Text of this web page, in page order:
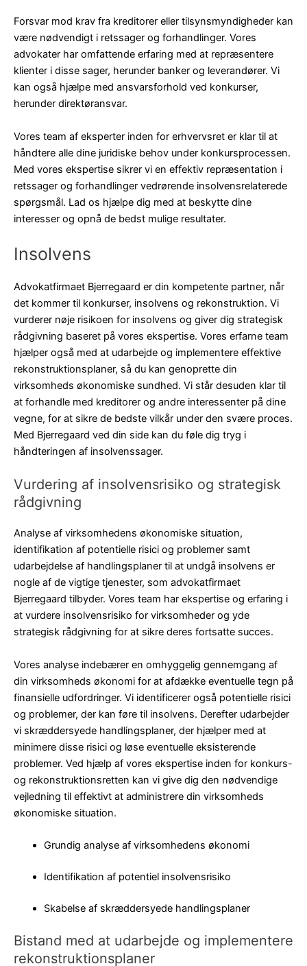
Forsvar mod krav fra kreditorer eller tilsynsmyndigheder kan
være nødvendigt i retssager og forhandlinger. Vores
advokater har omfattende erfaring med at repræsentere
klienter i disse sager, herunder banker og leverandører. Vi
kan også hjælpe med ansvarsforhold ved konkurser,
herunder direktøransvar.
Vores team af eksperter inden for erhvervsret er klar til at
håndtere alle dine juridiske behov under konkursprocessen.
Med vores ekspertise sikrer vi en effektiv repræsentation i
retssager og forhandlinger vedrørende insolvensrelaterede
spørgsmål. Lad os hjælpe dig med at beskytte dine
interesser og opnå de bedst mulige resultater.
Insolvens
Advokatfirmaet Bjerregaard er din kompetente partner, når
det kommer til konkurser, insolvens og rekonstruktion. Vi
vurderer nøje risikoen for insolvens og giver dig strategisk
rådgivning baseret på vores ekspertise. Vores erfarne team
hjælper også med at udarbejde og implementere effektive
rekonstruktionsplaner, så du kan genoprette din
virksomheds økonomiske sundhed. Vi står desuden klar til
at forhandle med kreditorer og andre interessenter på dine
vegne, for at sikre de bedste vilkår under den svære proces.
Med Bjerregaard ved din side kan du føle dig tryg i
håndteringen af insolvenssager.
Vurdering af insolvensrisiko og strategisk
rådgivning
Analyse af virksomhedens økonomiske situation,
identifikation af potentielle risici og problemer samt
udarbejdelse af handlingsplaner til at undgå insolvens er
nogle af de vigtige tjenester, som advokatfirmaet
Bjerregaard tilbyder. Vores team har ekspertise og erfaring i
at vurdere insolvensrisiko for virksomheder og yde
strategisk rådgivning for at sikre deres fortsatte succes.
Vores analyse indebærer en omhyggelig gennemgang af
din virksomheds økonomi for at afdække eventuelle tegn på
finansielle udfordringer. Vi identificerer også potentielle risici
og problemer, der kan føre til insolvens. Derefter udarbejder
vi skræddersyede handlingsplaner, der hjælper med at
minimere disse risici og løse eventuelle eksisterende
problemer. Ved hjælp af vores ekspertise inden for konkurs-
og rekonstruktionsretten kan vi give dig den nødvendige
vejledning til effektivt at administrere din virksomheds
økonomiske situation.
Grundig analyse af virksomhedens økonomi
Identifikation af potentiel insolvensrisiko
Skabelse af skræddersyede handlingsplaner
Bistand med at udarbejde og implementere
rekonstruktionsplaner